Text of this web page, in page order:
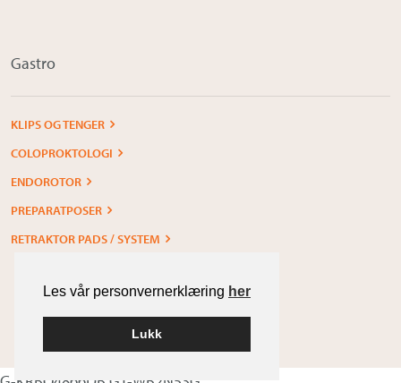
Les vår personvernerklæring her
Lukk
Gastro
KLIPS OG TENGER
COLOPROKTOLOGI
ENDOROTOR
PREPARATPOSER
RETRAKTOR PADS / SYSTEM